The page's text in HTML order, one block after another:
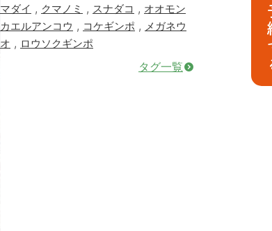
マダイ , クマノミ , スナダコ , オオモン
カエルアンコウ , コケギンポ , メガネウ
オ , ロウソクギンポ
タグ一覧